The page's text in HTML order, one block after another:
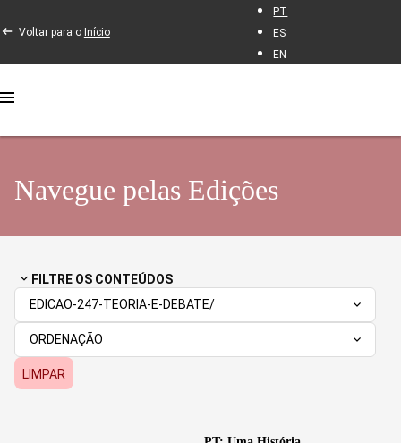
Voltar para o Início
PT
ES
EN
Navegue pelas Edições
FILTRE OS CONTEÚDOS
EDICAO-247-TEORIA-E-DEBATE/
ORDENAÇÃO
LIMPAR